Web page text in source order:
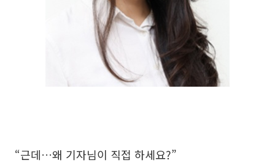
“근데…왜 기자님이 직접 하세요?”